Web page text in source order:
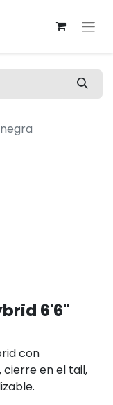
6'6"
con
en el tail,